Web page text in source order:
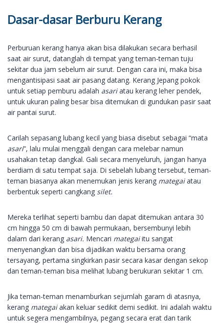
Dasar-dasar Berburu Kerang
Perburuan kerang hanya akan bisa dilakukan secara berhasil
saat air surut, datanglah di tempat yang teman-teman tuju
sekitar dua jam sebelum air surut. Dengan cara ini, maka bisa
mengantisipasi saat air pasang datang. Kerang Jepang pokok
untuk setiap pemburu adalah asariatau kerang leher pendek,
untuk ukuran paling besar bisa ditemukan di gundukan pasir saat
air pantai surut.
Carilah sepasang lubang kecil yang biasa disebut sebagai “mata
asari”, lalu mulai menggali dengan cara melebar namun
usahakan tetap dangkal. Gali secara menyeluruh, jangan hanya
berdiam di satu tempat saja. Di sebelah lubang tersebut, teman-
teman biasanya akan menemukan jenis kerang mategaiatau
berbentuk seperti cangkang silet.
Mereka terlihat seperti bambu dan dapat ditemukan antara 30
cm hingga 50 cm di bawah permukaan, bersembunyi lebih
dalam dari kerang asari. Mencari mategaiitu sangat
menyenangkan dan bisa dijadikan waktu bersama orang
tersayang, pertama singkirkan pasir secara kasar dengan sekop
dan teman-teman bisa melihat lubang berukuran sekitar 1 cm.
Jika teman-teman menamburkan sejumlah garam di atasnya,
kerang mategaiakan keluar sedikit demi sedikit. Ini adalah waktu
untuk segera mengambilnya, pegang secara erat dan tarik